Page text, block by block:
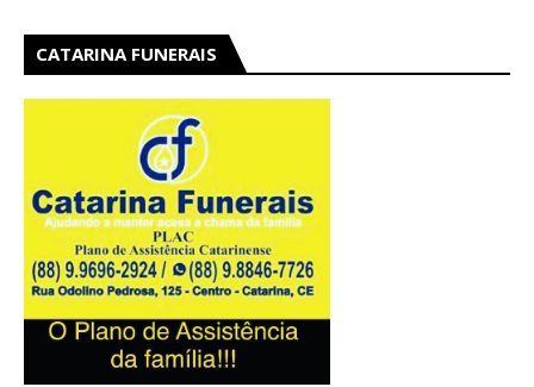
CATARINA FUNERAIS